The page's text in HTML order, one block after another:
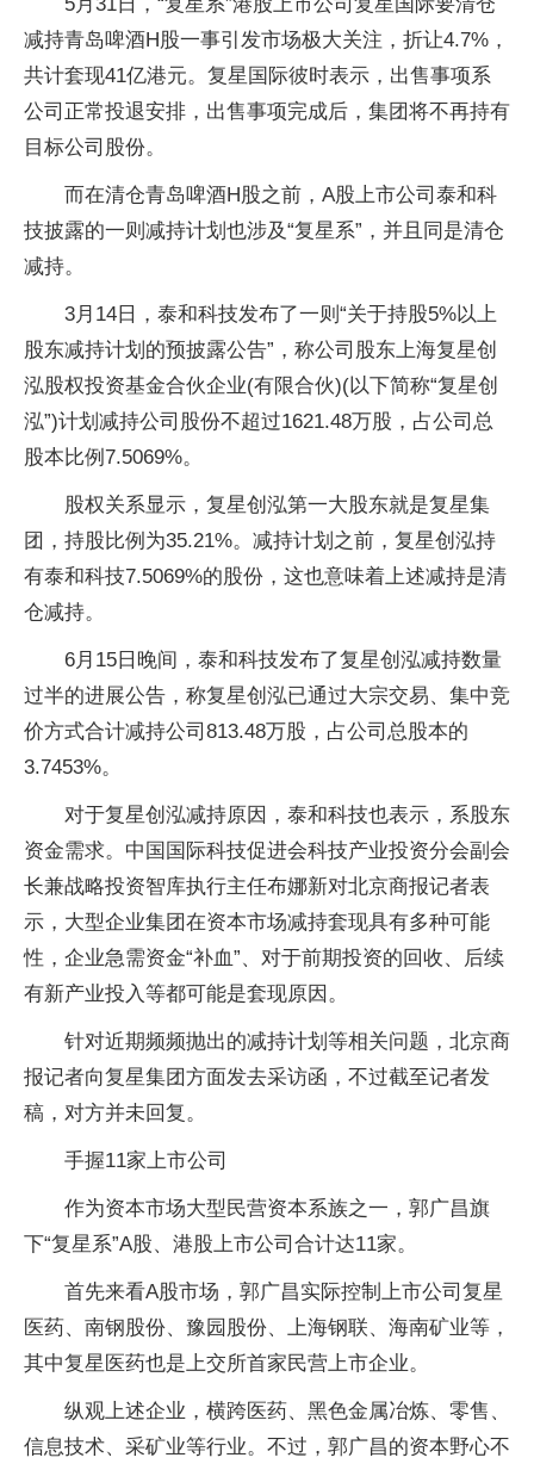
减持青岛啤酒H股一事引发市场极大关注，折让4.7%，
共计套现41亿港元。复星国际彼时表示，出售事项系
公司正常投退安排，出售事项完成后，集团将不再持有
目标公司股份。
而在清仓青岛啤酒H股之前，A股上市公司泰和科
技披露的一则减持计划也涉及“复星系”，并且同是清仓
减持。
3月14日，泰和科技发布了一则“关于持股5%以上
股东减持计划的预披露公告”，称公司股东上海复星创
泓股权投资基金合伙企业(有限合伙)(以下简称“复星创
泓”)计划减持公司股份不超过1621.48万股，占公司总
股本比例7.5069%。
股权关系显示，复星创泓第一大股东就是复星集
团，持股比例为35.21%。减持计划之前，复星创泓持
有泰和科技7.5069%的股份，这也意味着上述减持是清
仓减持。
6月15日晚间，泰和科技发布了复星创泓减持数量
过半的进展公告，称复星创泓已通过大宗交易、集中竞
价方式合计减持公司813.48万股，占公司总股本的
3.7453%。
对于复星创泓减持原因，泰和科技也表示，系股东
资金需求。中国国际科技促进会科技产业投资分会副会
长兼战略投资智库执行主任布娜新对北京商报记者表
示，大型企业集团在资本市场减持套现具有多种可能
性 ，企业急需资金“补血”、对于前期投资的回收、后续
有新产业投入等都可能是套现原因。
针对近期频频抛出的减持计划等相关问题，北京商
报记者向复星集团方面发去采访函，不过截至记者发
稿，对方并未回复。
手握11家上市公司
作为资本市场大型民营资本系族之一，郭广昌旗
下“复星系”A股、港股上市公司合计达11家。
首先来看A股市场，郭广昌实际控制上市公司复星
医药、南钢股份、豫园股份、上海钢联、海南矿业等，
其中复星医药也是上交所首家民营上市企业。
纵观上述企业，横跨医药、黑色金属冶炼、零售、
信息技术、采矿业等行业。不过，郭广昌的资本野心不